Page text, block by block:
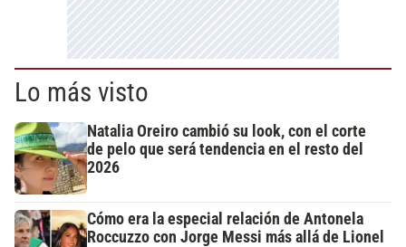
Lo más visto
Natalia Oreiro cambió su look, con el corte
de pelo que será tendencia en el resto del
2026
Cómo era la especial relación de Antonela
Roccuzzo con Jorge Messi más allá de Lionel